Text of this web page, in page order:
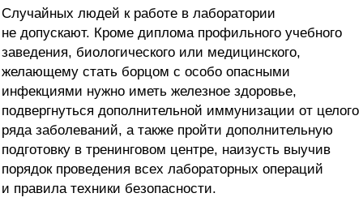
Случайных людей к работе в лаборатории
не допускают. Кроме диплома профильного учебного
заведения, биологического или медицинского,
желающему стать борцом с особо опасными
инфекциями нужно иметь железное здоровье,
подвергнуться дополнительной иммунизации от целого
ряда заболеваний, а также пройти дополнительную
подготовку в тренинговом центре, наизусть выучив
порядок проведения всех лабораторных операций
и правила техники безопасности.